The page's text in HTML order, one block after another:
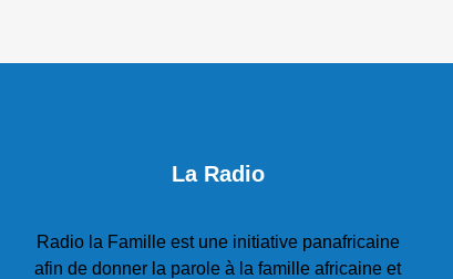
La Radio
Radio la Famille est une initiative panafricaine
afin de donner la parole à la famille africaine et